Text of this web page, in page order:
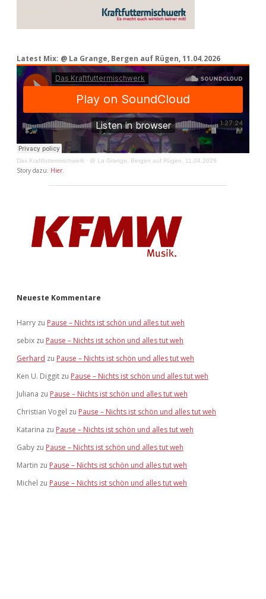
Latest Mix: @ La Grange, Bergen auf Rügen, 11.04.2026
Das Kraftfuttermischwerk · @ La Grange, Bergen auf Rügen, 11.04.2026
Story dazu: Hier
Neueste Kommentare
Harry zu Pause – Nichts ist schön und alles tut weh
sebix zu Pause – Nichts ist schön und alles tut weh
Gerhard zu Pause – Nichts ist schön und alles tut weh
Ken U. Diggit zu Pause – Nichts ist schön und alles tut weh
Juliana zu Pause – Nichts ist schön und alles tut weh
Christian Vogel zu Pause – Nichts ist schön und alles tut weh
Katarina zu Pause – Nichts ist schön und alles tut weh
Gaby zu Pause – Nichts ist schön und alles tut weh
Martin zu Pause – Nichts ist schön und alles tut weh
Michel zu Pause – Nichts ist schön und alles tut weh